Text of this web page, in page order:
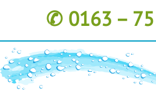
✆ 0163 –